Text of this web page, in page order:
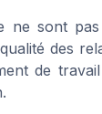
sont
des
de